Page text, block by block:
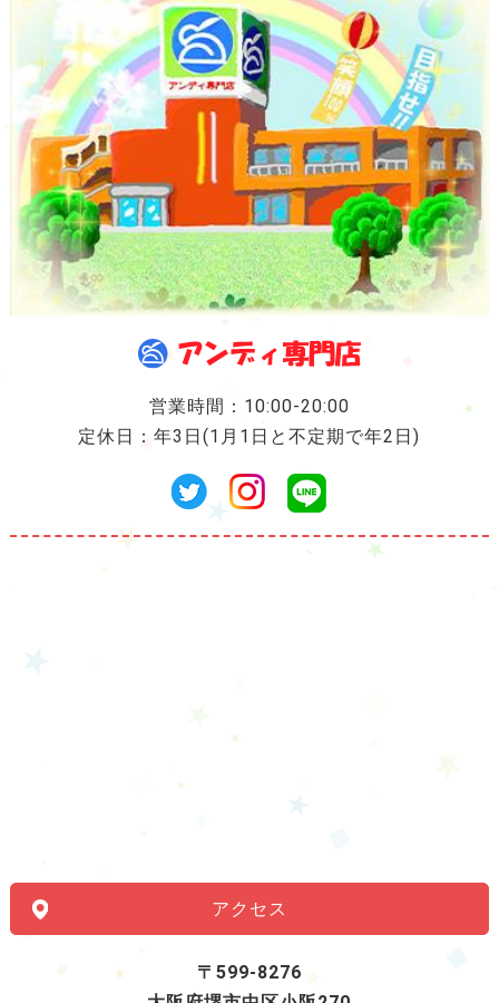
営業時間：10:00-20:00
定休日：年3日(1月1日と不定期で年2日)
アクセス
〒599-8276